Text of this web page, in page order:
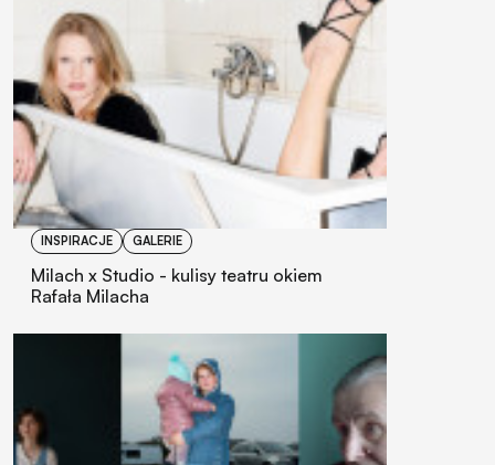
INSPIRACJE GALERIE
Milach x Studio - kulisy teatru okiem
Rafała Milacha